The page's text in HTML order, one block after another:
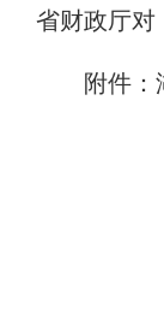
省财政厅对
附件：